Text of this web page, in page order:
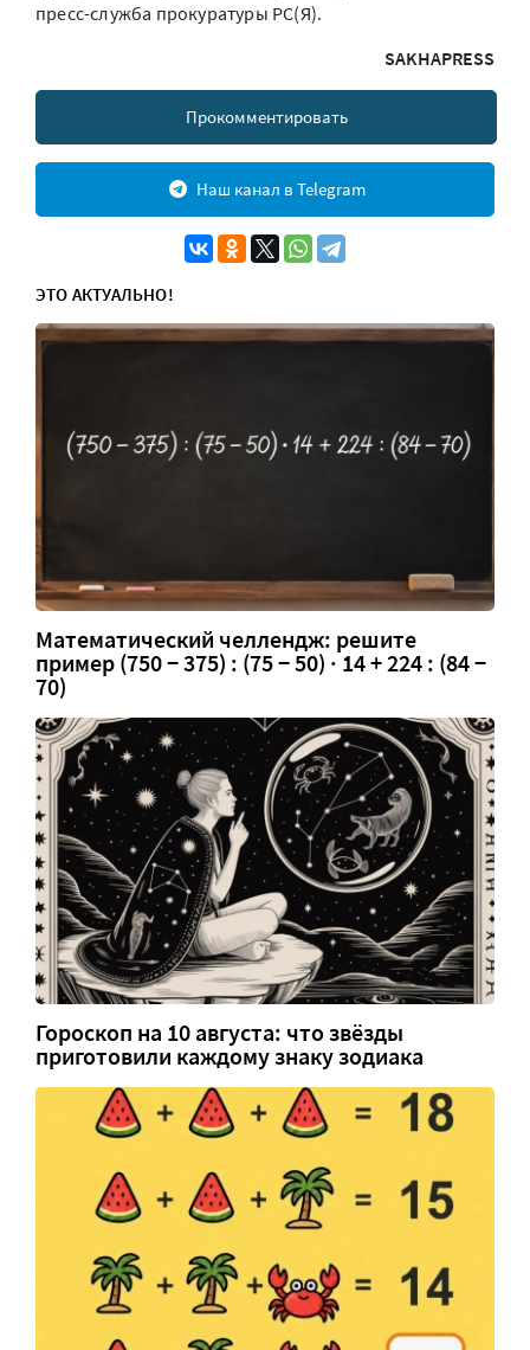
пресс-служба прокуратуры РС(Я).
SAKHAPRESS
Прокомментировать
Наш канал в Telegram
ЭТО АКТУАЛЬНО!
Математический челлендж: решите
пример (750 − 375) : (75 − 50) · 14 + 224 : (84 −
70)
Гороскоп на 10 августа: что звёзды
приготовили каждому знаку зодиака